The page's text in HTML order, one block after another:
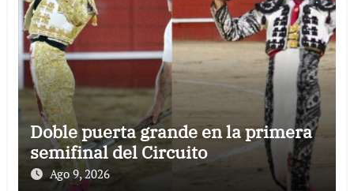
Doble puerta grande en la primera
semifinal del Circuito
Ago 9, 2026